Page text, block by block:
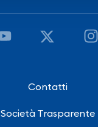
Contatti
Società Trasparente